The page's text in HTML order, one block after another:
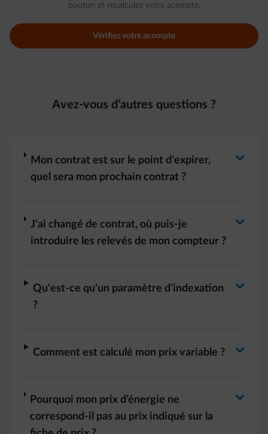
bouton et recalculez votre acompte.
Vérifiez votre acompte
Avez-vous d’autres questions ?
Mon contrat est sur le point d'expirer,
quel sera mon prochain contrat ?
arrow-right
J'ai changé de contrat, où puis-je
introduire les relevés de mon compteur ?
arrow-right
Qu'est-ce qu'un paramètre d'indexation
?
arrow-right
Comment est calculé mon prix variable ? Basculer la réponse
arrow-right
Pourquoi mon prix d’énergie ne
correspond-il pas au prix indiqué sur la
arrow-right